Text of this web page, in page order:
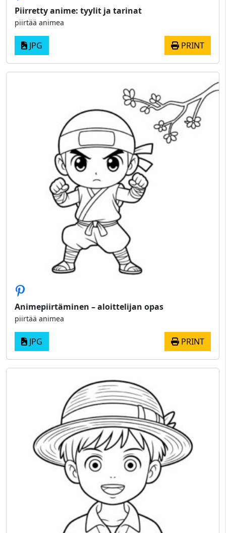
Piirretty anime: tyylit ja tarinat
piirtää animea
JPG PRINT
Animepiirtäminen – aloittelijan opas
piirtää animea
JPG PRINT